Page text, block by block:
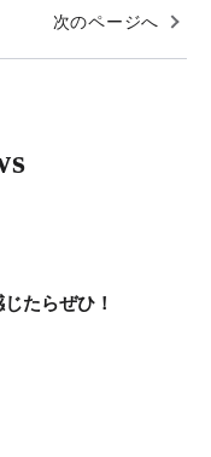
次のページへ
たらぜひ！